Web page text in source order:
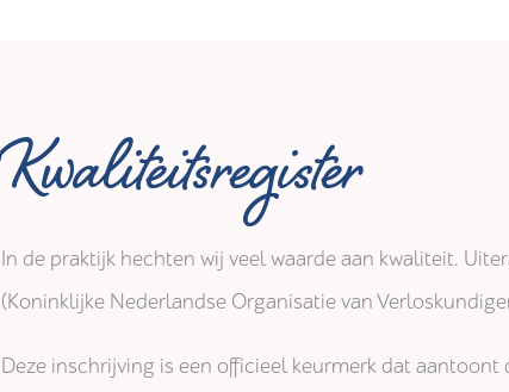
Kwaliteitsregister
In de praktijk hechten wij veel waarde aan kwaliteit.
(Koninklijke Nederlandse Organisatie van
Deze inschrijving is een officieel keurmerk dat